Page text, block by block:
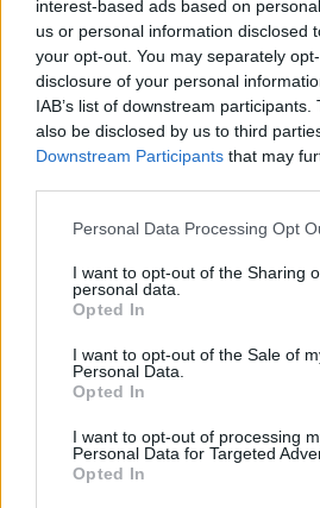
interest-based ads based on
us or personal information disclosed
your opt-out. You may separately
disclosure of your personal
IAB’s list of downstream
also be disclosed by us to third
Downstream Participants that may
Personal Data Processing Opt
I want to opt-out of the Sharing
personal data.
Opted In
I want to opt-out of the Sale of
Personal Data.
Opted In
I want to opt-out of processing
Personal Data for Targeted
Opted In
dhe
malit